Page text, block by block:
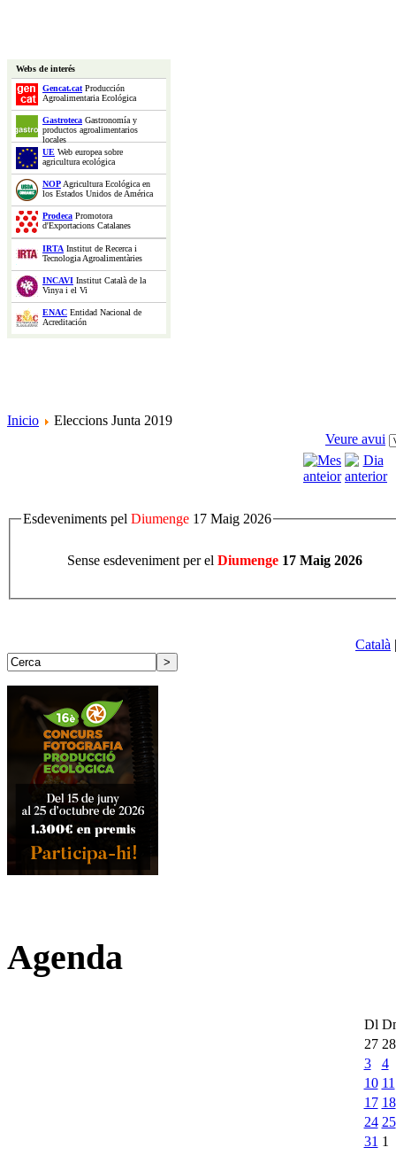
Webs de interés
Gencat.catProducción
Agroalimentaria Ecológica
Gastroteca Gastronomía y
productos agroalimentarios
locales
UE Web europea sobre
agricultura ecológica
NOPAgricultura Ecológica en
los Estados Unidos de América
Prodeca Promotora
d'Exportacions Catalanes
IRTA Institut de Recerca i
Tecnologia Agroalimentàries
INCAVI Institut Català de la
Vinya i el Vi
ENAC Entidad Nacional de
Acreditación
Inicio
Eleccions Junta 2019
Veure avui
Esdeveniments pel Diumenge 17 Maig 2026
Sense esdeveniment per el Diumenge 17 Maig 2026
Català
Agenda
Dl
27 28
3
4
10 11
17 18
24 25
31 1